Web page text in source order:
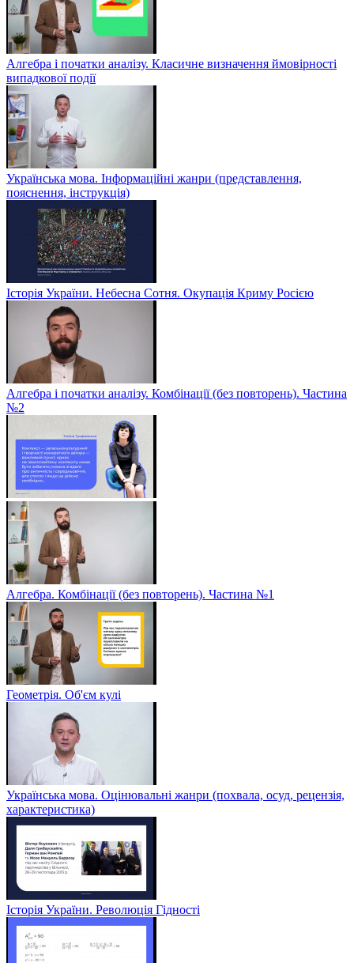
Алгебра і початки аналізу. Класичне визначення ймовірності
випадкової події
Українська мова. Інформаційні жанри (представлення,
пояснення, інструкція)
Історія України. Небесна Сотня. Окупація Криму Росією
Алгебра і початки аналізу. Комбінації (без повторень). Частина
№2
Алгебра. Комбінації (без повторень). Частина №1
Геометрія. Об'єм кулі
Українська мова. Оцінювальні жанри (похвала, осуд, рецензія,
характеристика)
Історія України. Революція Гідності